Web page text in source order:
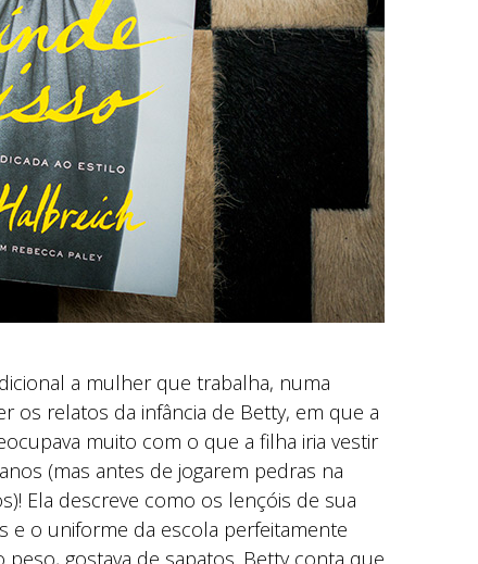
a mulher que trabalha, numa
os relatos da infância de Betty, em que a
muito com o que a filha iria vestir
(mas antes de jogarem pedras na
Ela descreve como os lençóis de sua
e o uniforme da escola perfeitamente
peso, gostava de sapatos. Betty conta que